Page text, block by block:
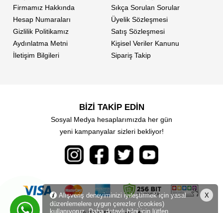
Firmamız Hakkında
Hesap Numaraları
Gizlilik Politikamız
Aydınlatma Metni
İletişim Bilgileri
Sıkça Sorulan Sorular
Üyelik Sözleşmesi
Satış Sözleşmesi
Kişisel Veriler Kanunu
Sipariş Takip
BİZİ TAKİP EDİN
Sosyal Medya hesaplarımızda her gün
yeni kampanyalar sizleri bekliyor!
Alışveriş deneyiminizi iyileştirmek için yasal
düzenlemelere uygun çerezler (cookies)
kullanıyoruz. Daha detaylı bilgi için lütfen
X